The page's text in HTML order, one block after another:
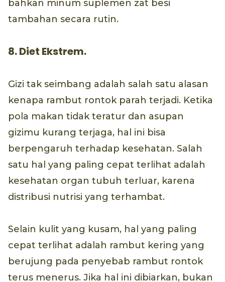
bahkan minum suplemen zat besi
tambahan secara rutin.
8. Diet Ekstrem.
Gizi tak seimbang adalah salah satu alasan
kenapa rambut rontok parah terjadi. Ketika
pola makan tidak teratur dan asupan
gizimu kurang terjaga, hal ini bisa
berpengaruh terhadap kesehatan. Salah
satu hal yang paling cepat terlihat adalah
kesehatan organ tubuh terluar, karena
distribusi nutrisi yang terhambat.
Selain kulit yang kusam, hal yang paling
cepat terlihat adalah rambut kering yang
berujung pada penyebab rambut rontok
terus menerus. Jika hal ini dibiarkan, bukan